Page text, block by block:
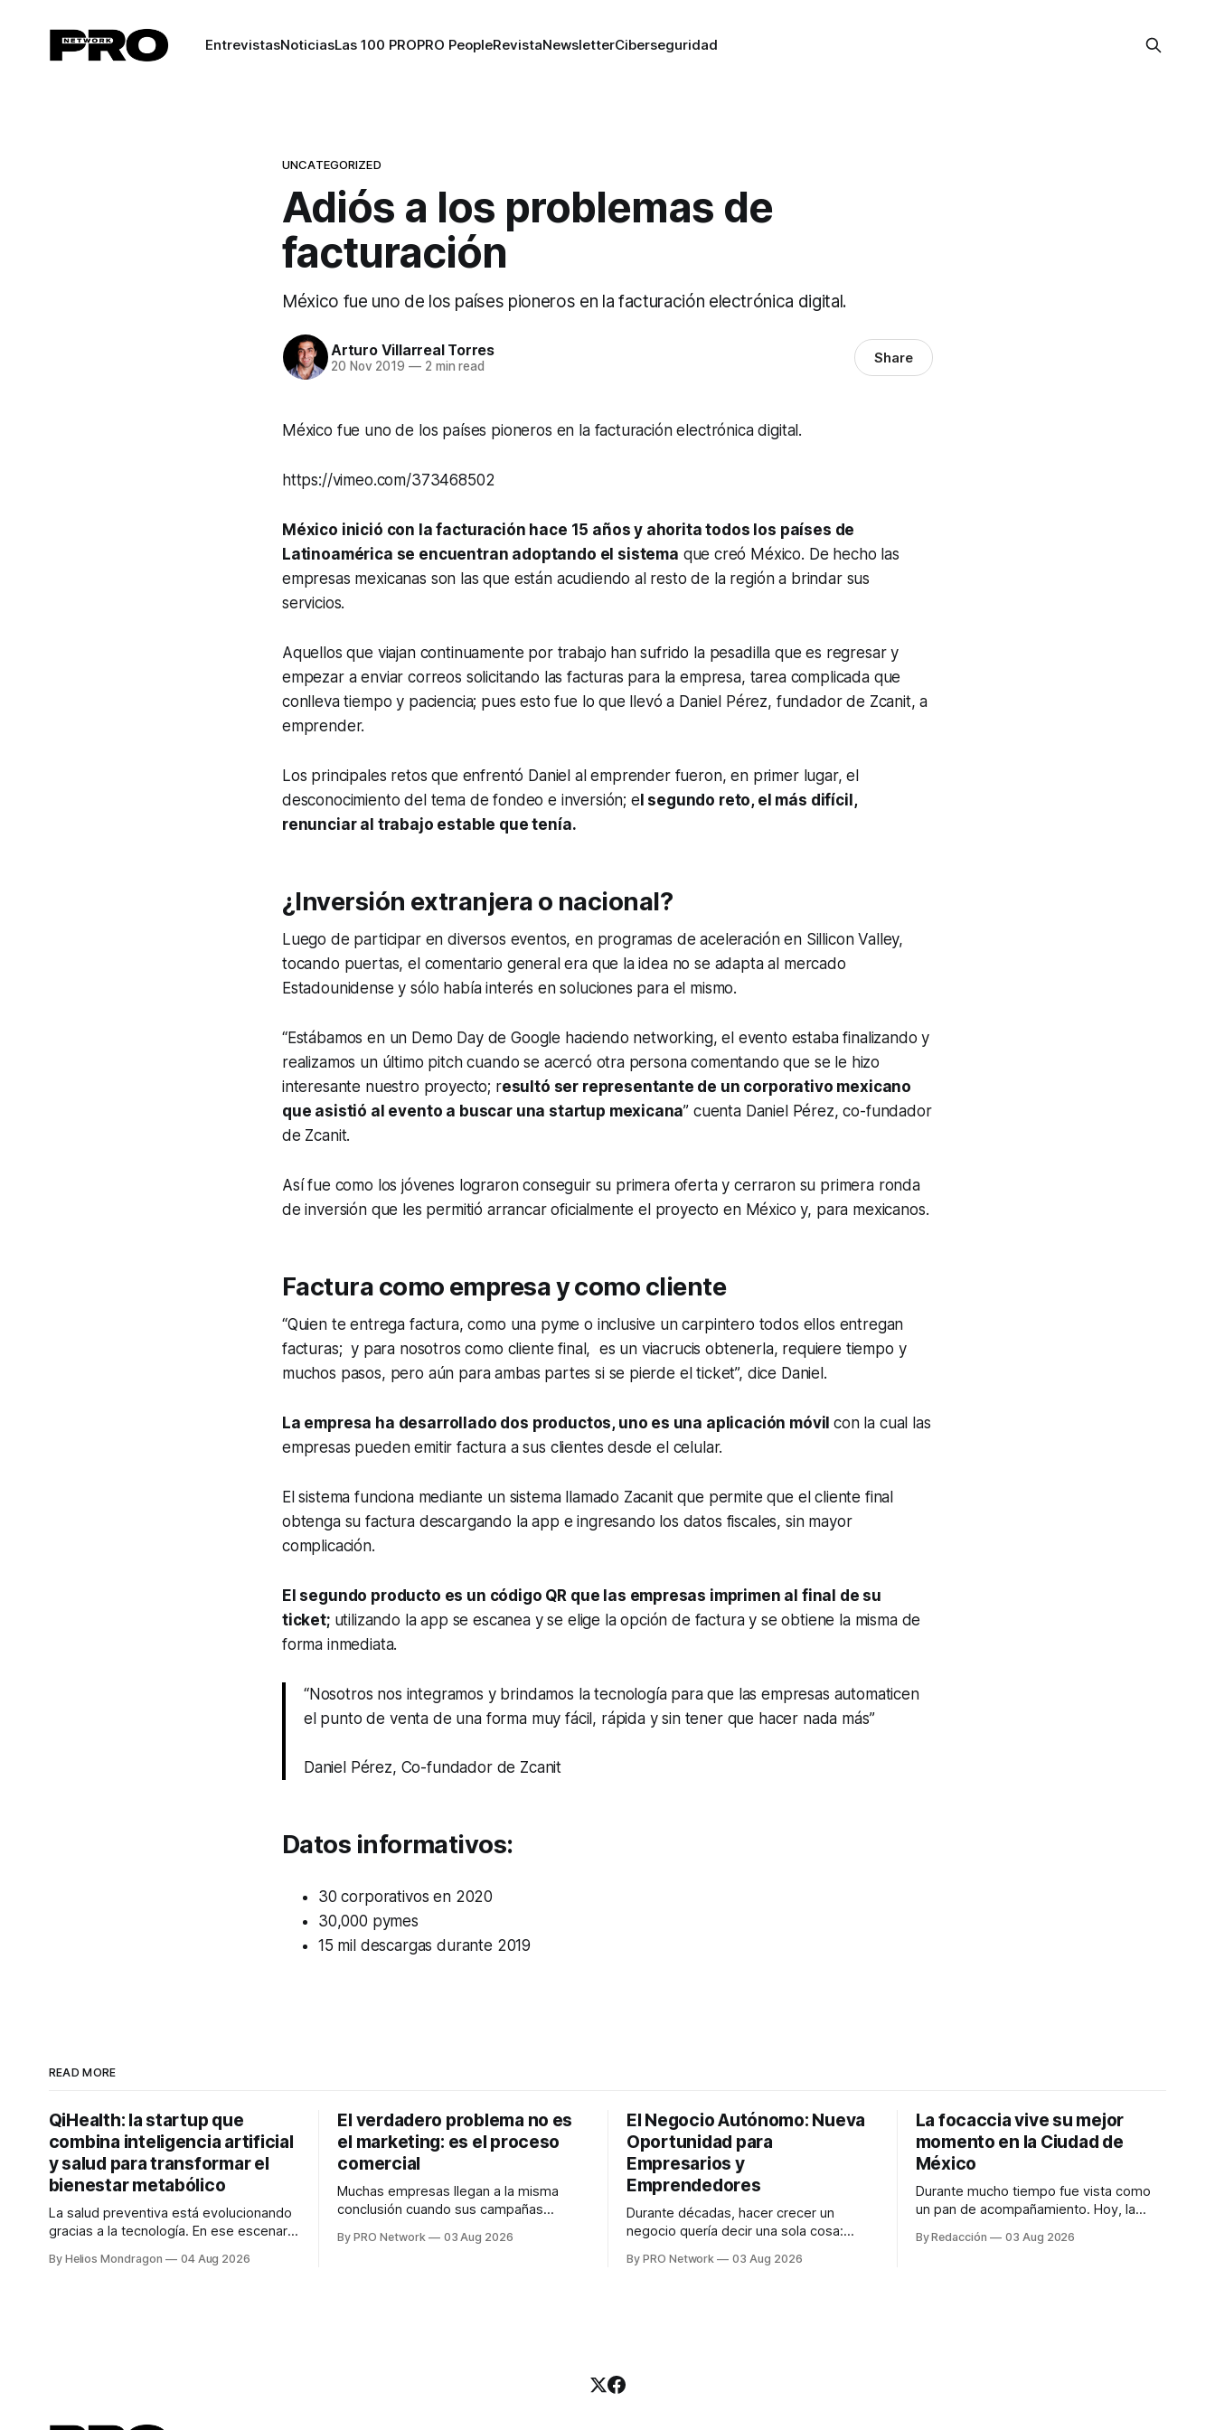
EntrevistasNoticiasLas 100 PROPRO PeopleRevistaNewsletterCiberseguridad
UNCATEGORIZED
Adiós a los problemas de
facturación
México fue uno de los países pioneros en la facturación electrónica digital.
Arturo Villarreal Torres
20 Nov 2019 —2 min read Share
México fue uno de los países pioneros en la facturación electrónica digital.
https://vimeo.com/373468502
México inició con la facturación hace 15 años y ahorita todos los países de
Latinoamérica se encuentran adoptando el sistema que creó México. De hecho las
empresas mexicanas son las que están acudiendo al resto de la región a brindar sus
servicios.
Aquellos que viajan continuamente por trabajo han sufrido la pesadilla que es regresar y
empezar a enviar correos solicitando las facturas para la empresa, tarea complicada que
conlleva tiempo y paciencia; pues esto fue lo que llevó a Daniel Pérez, fundador de Zcanit, a
emprender.
Los principales retos que enfrentó Daniel al emprender fueron, en primer lugar, el
desconocimiento del tema de fondeo e inversión; e l segundo reto, el más difícil,
renunciar al trabajo estable que tenía.
¿Inversión extranjera o nacional?
Luego de participar en diversos eventos, en programas de aceleración en Sillicon Valley,
tocando puertas, el comentario general era que la idea no se adapta al mercado
Estadounidense y sólo había interés en soluciones para el mismo.
“Estábamos en un Demo Day de Google haciendo networking, el evento estaba finalizando y
realizamos un último pitch cuando se acercó otra persona comentando que se le hizo
interesante nuestro proyecto; resultó ser representante de un corporativo mexicano
que asistió al evento a buscar una startup mexicana” cuenta Daniel Pérez, co-fundador
de Zcanit.
Así fue como los jóvenes lograron conseguir su primera oferta y cerraron su primera ronda
de inversión que les permitió arrancar oficialmente el proyecto en México y, para mexicanos.
Factura como empresa y como cliente
“Quien te entrega factura, como una pyme o inclusive un carpintero todos ellos entregan
facturas; y para nosotros como cliente final, es un viacrucis obtenerla, requiere tiempo y
muchos pasos, pero aún para ambas partes si se pierde el ticket”, dice Daniel.
La empresa ha desarrollado dos productos, uno es una aplicación móvilcon la cual las
empresas pueden emitir factura a sus clientes desde el celular.
El sistema funciona mediante un sistema llamado Zacanit que permite que el cliente final
obtenga su factura descargando la app e ingresando los datos fiscales, sin mayor
complicación.
El segundo producto es un código QR que las empresas imprimen al final de su
ticket; utilizando la app se escanea y se elige la opción de factura y se obtiene la misma de
forma inmediata.
“Nosotros nos integramos y brindamos la tecnología para que las empresas automaticen
el punto de venta de una forma muy fácil, rápida y sin tener que hacer nada más”
Daniel Pérez, Co-fundador de Zcanit
Datos informativos:
30 corporativos en 2020
30,000 pymes
15 mil descargas durante 2019
READ MORE
QiHealth: la startup que
combina inteligencia artificial
y salud para transformar el
bienestar metabólico
La salud preventiva está evolucionando
gracias a la tecnología. En ese escenario
desarrolla un ecosistema digital capaz
By Helios Mondragon 04 Aug 2026
El verdadero problema no es
el marketing: es el proceso
comercial
Muchas empresas llegan a la misma
conclusión cuando sus campañas
marketing no funciona". Sin embargo,
By PRO Network 03 Aug 2026
El Negocio Autónomo: Nueva
Oportunidad para
Empresarios y
Emprendedores
Durante décadas, hacer crecer un
negocio quería decir una sola cosa:
anuncios, un especialista en marketing
By PRO Network 03 Aug 2026
La focaccia vive su mejor
momento en la Ciudad de
México
Durante mucho tiempo fue vista como
un pan de acompañamiento. Hoy, la
platillos favoritos de quienes buscan
By Redacción 03 Aug 2026